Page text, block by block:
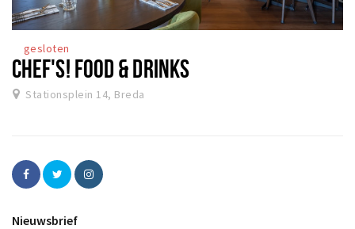
gesloten
CHEF'S! FOOD & DRINKS
Stationsplein 14, Breda
Nieuwsbrief